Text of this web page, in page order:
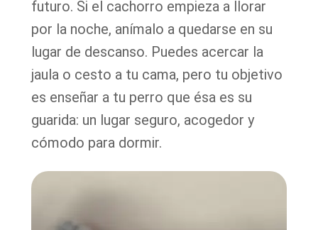
futuro. Si el cachorro empieza a llorar
por la noche, anímalo a quedarse en su
lugar de descanso. Puedes acercar la
jaula o cesto a tu cama, pero tu objetivo
es enseñar a tu perro que ésa es su
guarida: un lugar seguro, acogedor y
cómodo para dormir.